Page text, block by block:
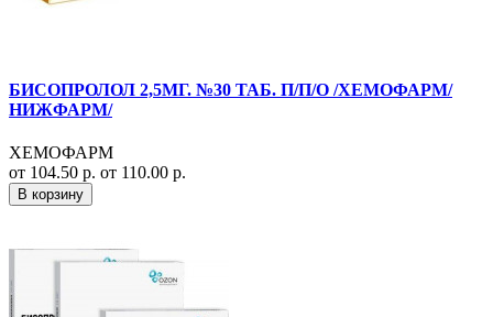
БИСОПРОЛОЛ 2,5МГ. №30 ТАБ. П/П/О /ХЕМОФАРМ/
НИЖФАРМ/
ХЕМОФАРМ
от 104.50 р. от 110.00 р.
В корзину